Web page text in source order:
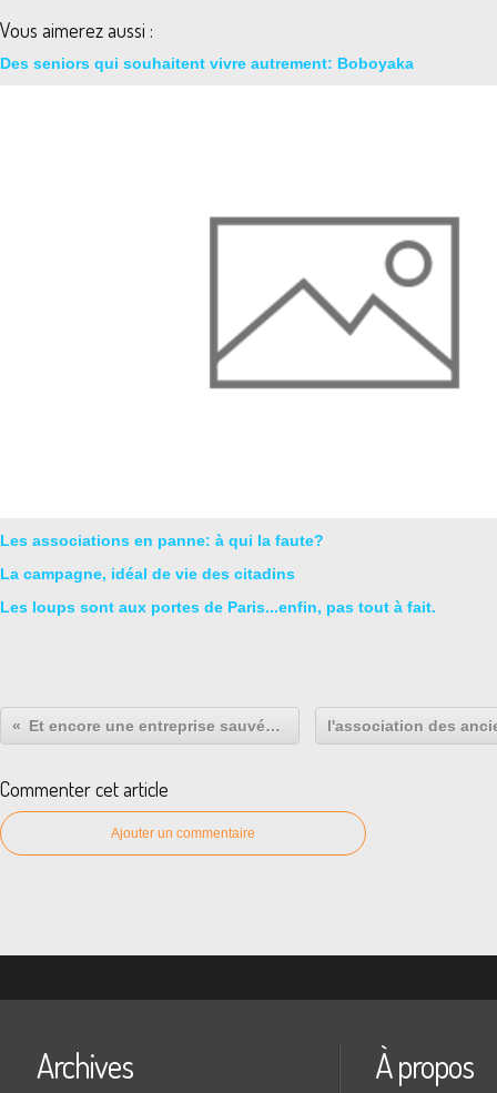
Vous aimerez aussi :
Des seniors qui souhaitent vivre autrement: Boboyaka
Les associations en panne: à qui la faute?
La campagne, idéal de vie des citadins
Les loups sont aux portes de Paris...enfin, pas tout à fait.
Et encore une entreprise sauvée par des salariés...
Commenter cet article
Ajouter un commentaire
Archives À propos